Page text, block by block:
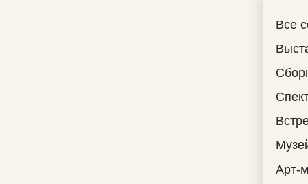
Все
Арт-